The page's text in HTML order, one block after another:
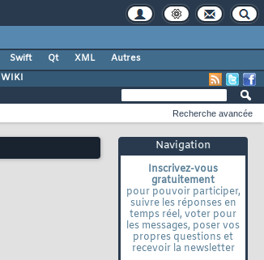
Swift Qt XML
Autres
WIKI
Navigation
Inscrivez-vous
gratuitement
pour pouvoir participer,
suivre les réponses en
temps réel, voter pour
les messages, poser vos
propres questions et
recevoir la newsletter
Recherche avancée